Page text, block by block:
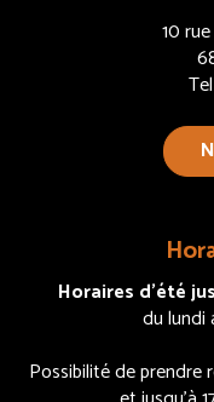
10
Horaires d’été
du lundi
Possibilité de prendre